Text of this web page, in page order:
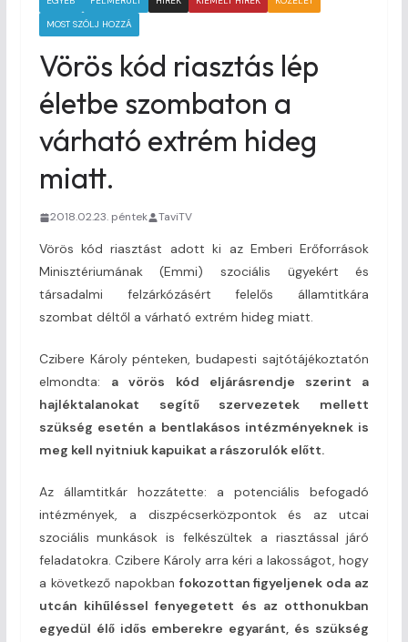
MOST SZÓLJ HOZZÁ
Vörös kód riasztás lép
életbe szombaton a
várható extrém hideg
miatt.
2018.02.23. péntek TaviTV
Vörös kód riasztást adott ki az Emberi Erőforrások
Minisztériumának (Emmi) szociális ügyekért és
társadalmi felzárkózásért felelős államtitkára
szombat déltől a várható extrém hideg miatt.
Czibere Károly pénteken, budapesti sajtótájékoztatón
elmondta: a vörös kód eljárásrendje szerint a
hajléktalanokat segítő szervezetek mellett
szükség esetén a bentlakásos intézményeknek is
meg kell nyitniuk kapuikat a rászorulók előtt.
Az államtitkár hozzátette: a potenciális befogadó
intézmények, a diszpécserközpontok és az utcai
szociális munkások is felkészültek a riasztással járó
feladatokra. Czibere Károly arra kéri a lakosságot, hogy
a következő napokban fokozottan figyeljenek oda az
utcán kihűléssel fenyegetett és az otthonukban
egyedül élő idős emberekre egyaránt, és szükség